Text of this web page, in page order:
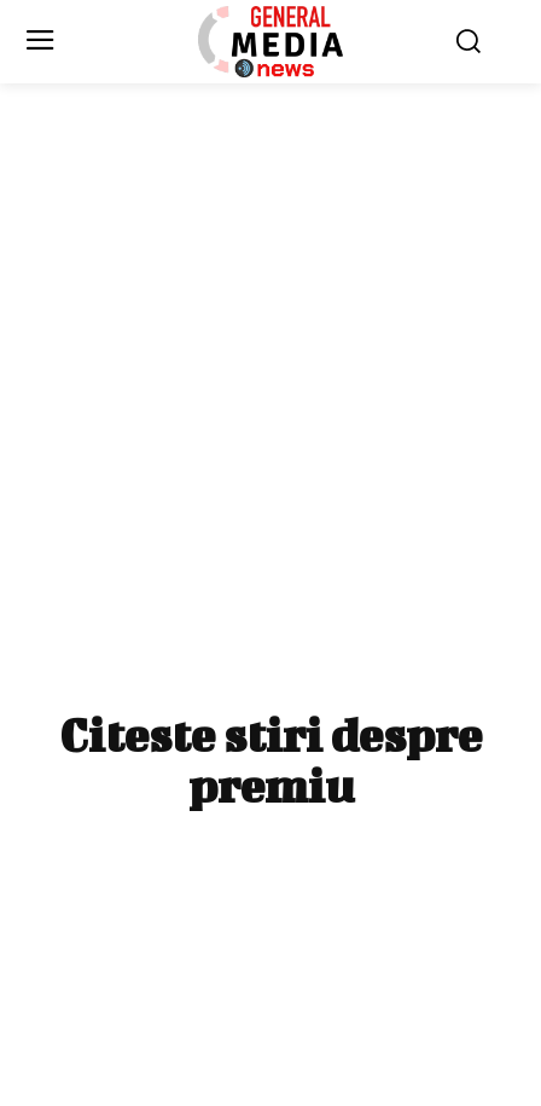
Citeste stiri despre
premiu